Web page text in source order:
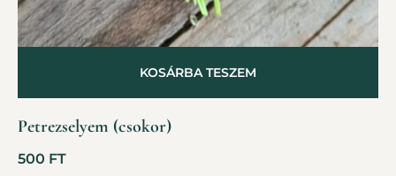
Petrezselyem (csokor)
500 FT
KOSÁRBA TESZEM